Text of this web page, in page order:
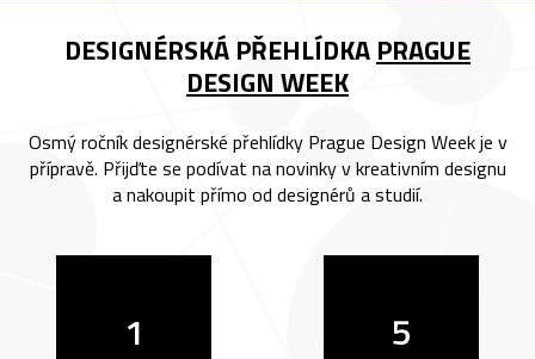
DESIGNÉRSKÁ PŘEHLÍDKA PRAGUE
DESIGN WEEK
Osmý ročník designérské přehlídky Prague Design Week je v
přípravě. Přijďte se podívat na novinky v kreativním designu
a nakoupit přímo od designérů a studií.
1 5